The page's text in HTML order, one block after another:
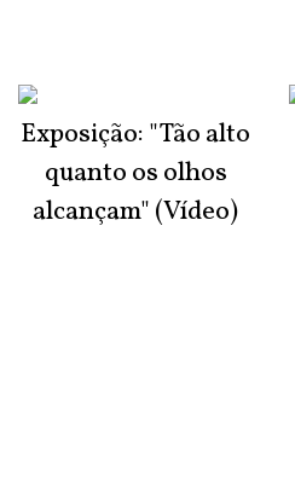
Exposição: "Tão alto
quanto os olhos
alcançam" (Vídeo)